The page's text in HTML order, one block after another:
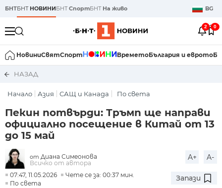
БНТБНТ НОВИНИБНТСпортБНТ На живо BG
2 0
НовиниСвятСпорт ВреметоБългария и еврото
НАЗАД
Начало Азия САЩ и Канада По света
Пекин потвърди: Тръмп ще направи
официално посещение в Китай от 13
до 15 май
от Диана Симеонова
Всичко от автора
A+ A-
07:47, 11.05.2026
Чете се за: 00:37 мин.
По света
Запази